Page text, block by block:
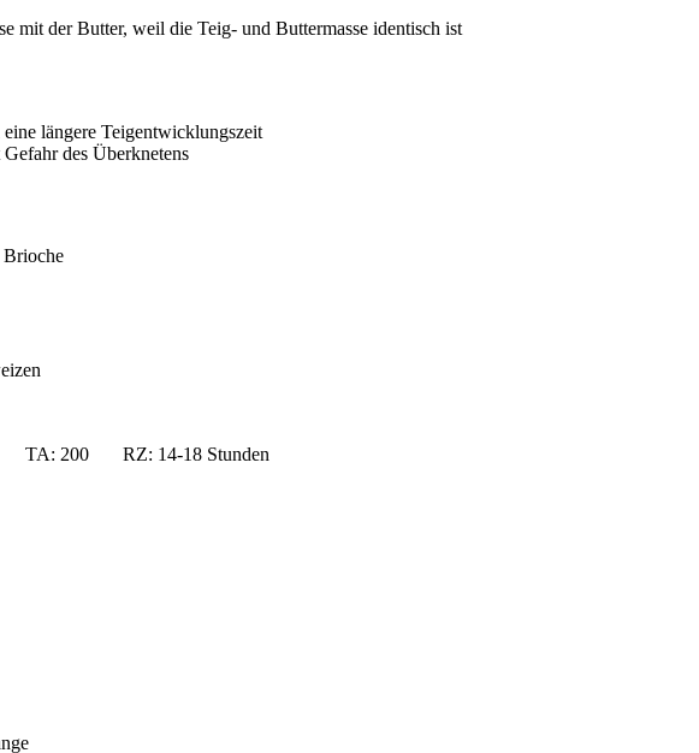
mit der Butter, weil die Teig- und Buttermasse identisch ist
längere Teigentwicklungszeit
des Überknetens
Brioche
TA: 200 RZ: 14-18 Stunden